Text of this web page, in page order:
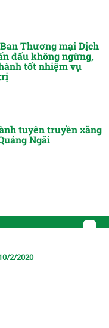
Thương mại Dịch
đấu không ngừng,
tốt nhiệm vụ
tuyên truyền xăng
Ngãi
2/2020